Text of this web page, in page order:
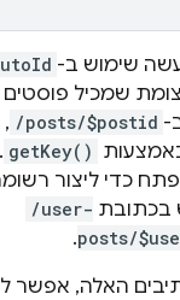
שימוש ב-
שמכיל
/posts/$postid
getKey()
כדי ליצור
/user-
posts/
.
האלה, אפשר